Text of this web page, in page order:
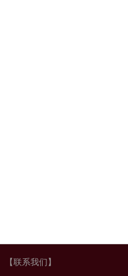
【联系我们】